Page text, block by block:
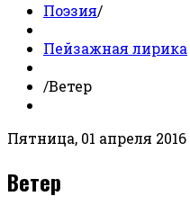
Поэзия/
Пейзажная лирика
/Ветер
Пятница, 01 апреля 2016
Ветер